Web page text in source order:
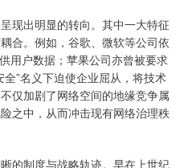
现出明显的转向。其中一大特征
合。例如，谷歌、微软等公司依
用户数据；苹果公司亦曾被要求
”名义下迫使企业屈从，将技术
仅加剧了网络空间的地缘竞争属
之中，从而冲击现有网络治理秩
的制度与战略轨迹。早在上世纪